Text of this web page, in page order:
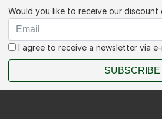
Would you like to receive our discount
I agree to receive a newsletter via e-
SUBSCRIBE